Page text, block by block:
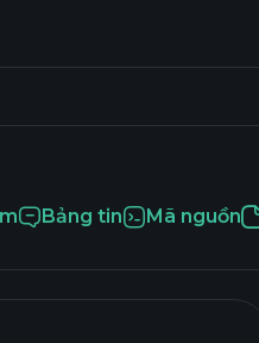
Bảng tin Mã nguồn